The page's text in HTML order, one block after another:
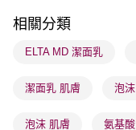
確認發貨後1-3 工作天
物流公司進行物流配送
取。逾期會取消訂單，
相關分類
ELTA MD 潔面乳
潔面乳 肌膚 泡
泡沫 肌膚 氨基